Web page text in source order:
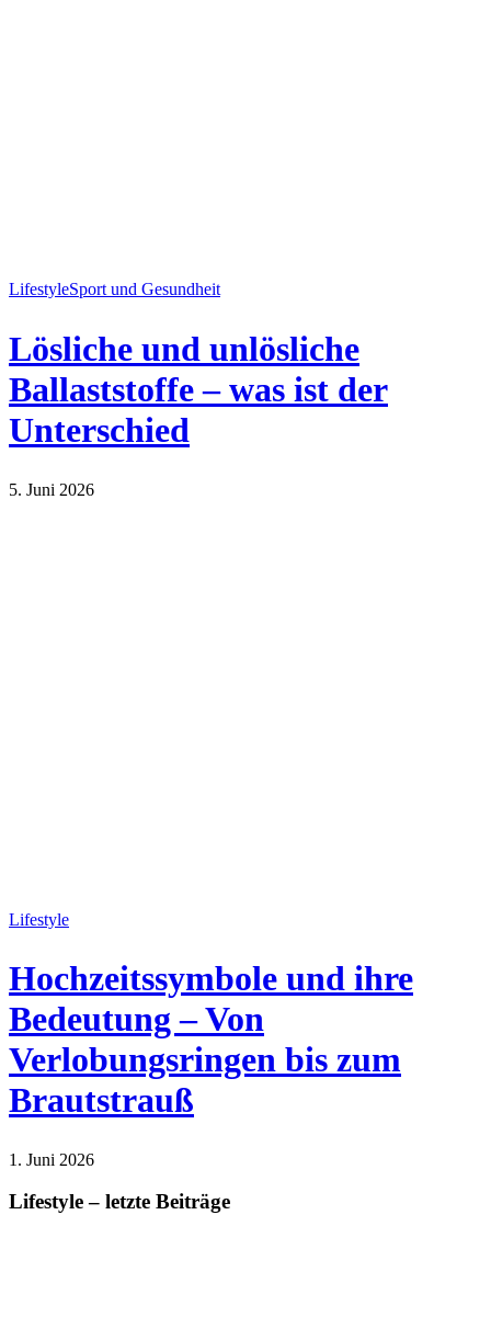
LifestyleSport und Gesundheit
Lösliche und unlösliche
Ballaststoffe – was ist der
Unterschied
5. Juni 2026
Lifestyle
Hochzeitssymbole und ihre
Bedeutung – Von
Verlobungsringen bis zum
Brautstrauß
1. Juni 2026
Lifestyle – letzte Beiträge